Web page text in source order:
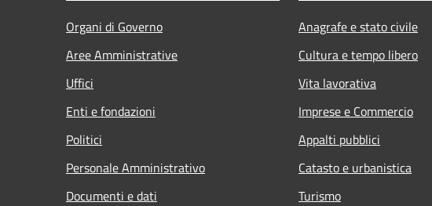
Organi di Governo
Aree Amministrative
Uffici
Enti e fondazioni
Politici
Personale Amministrativo
Documenti e dati
Anagrafe e stato civile
Cultura e tempo libero
Vita lavorativa
Imprese e Commercio
Appalti pubblici
Catasto e urbanistica
Turismo